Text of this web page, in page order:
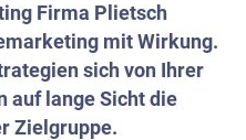
Firma Plietsch
mit Wirkung.
sich von Ihrer
auf lange Sicht die
Zielgruppe.